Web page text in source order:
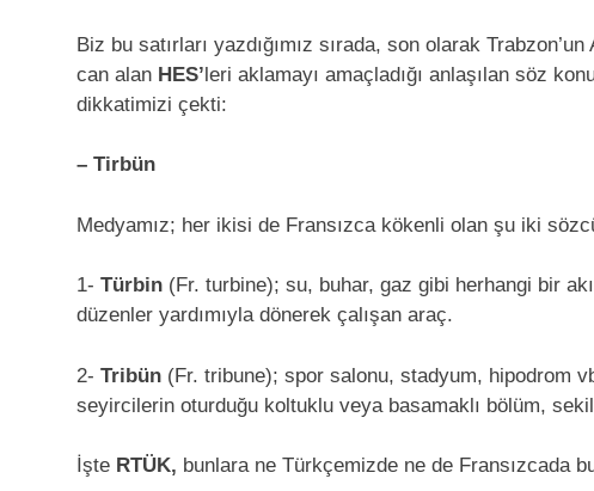
Biz bu satırları yazdığımız sırada, son olarak
can alan HES’leri aklamayı amaçladığı anlaşılan söz
dikkatimizi çekti:
– Tirbün
Medyamız; her ikisi de Fransızca kökenli olan şu iki
1- Türbin (Fr. turbine); su, buhar, gaz gibi herhangi bir
düzenler yardımıyla dönerek çalışan araç.
2- Tribün (Fr. tribune); spor salonu, stadyum, hipodrom
seyircilerin oturduğu koltuklu veya basamaklı bölüm,
İşte RTÜK, bunlara ne Türkçemizde ne de Fransızcada